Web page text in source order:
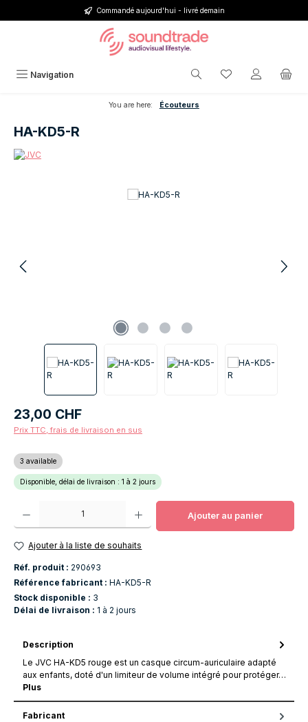
Passer au contenu principalCommandé aujourd'hui - livré demain
Navigation Vous avez 0
You are here: Écouteurs
HA-KD5-R
Prix régulier :
23,00 CHF
Prix TTC, frais de livraison en sus
3 available
Disponible, délai de livraison : 1 à 2 jours
Quantité de produit : Entrez la quantité souhaitée ou utilisez les boutons
Ajouter au panier
Ajouter à la liste de souhaits
Réf. produit : 290693
Référence fabricant : HA-KD5-R
Stock disponible : 3
Délai de livraison : 1 à 2 jours
Description
Le JVC HA-KD5 rouge est un casque circum-auriculaire adapté
aux enfants, doté d'un limiteur de volume intégré pour protéger…
Plus
Fabricant